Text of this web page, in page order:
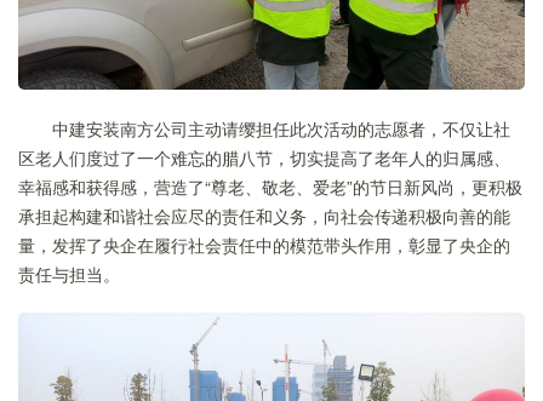
中建安装南方公司主动请缨担任此次活动的志愿者，不仅让社
区老人们度过了一个难忘的腊八节，切实提高了老年人的归属感、
幸福感和获得感，营造了“尊老、敬老、爱老”的节日新风尚，更积极
承担起构建和谐社会应尽的责任和义务，向社会传递积极向善的能
量，发挥了央企在履行社会责任中的模范带头作用，彰显了央企的
责任与担当。